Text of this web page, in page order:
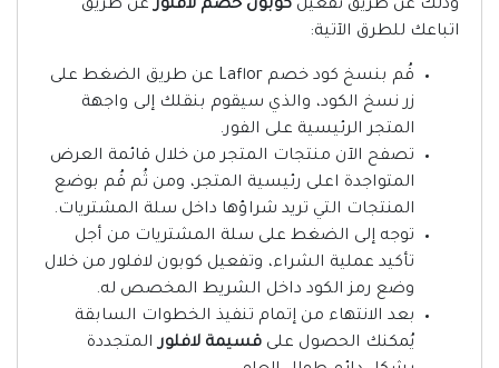
وذلك عن طريق تفعيل كوبون خصم لافلورعن طريق
اتباعك للطرق الآتية:
قُم بنسخ كود خصم Laflor عن طريق الضغط على
زر نسخ الكود، والذي سيقوم بنقلك إلى واجهة
المتجر الرئيسية على الفور.
تصفح الآن منتجات المتجر من خلال قائمة العرض
المتواجدة اعلى رئيسية المتجر، ومن ثُم قُم بوضع
المنتجات التي تريد شراؤها داخل سلة المشتريات.
توجه إلى الضغط على سلة المشتريات من أجل
تأكيد عملية الشراء، وتفعيل كوبون لافلور من خلال
وضع رمز الكود داخل الشريط المخصص له.
بعد الانتهاء من إتمام تنفيذ الخطوات السابقة
يُمكنك الحصول على قسيمة لافلورالمتجددة